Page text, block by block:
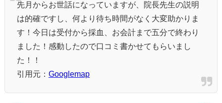
先月からお世話になっていますが、院長先生の説明
は的確ですし、何より待ち時間がなく大変助かりま
す！今日は受付から採血、お会計まで五分で終わり
ました！感動したので口コミ書かせてもらいまし
た！！
引用元： Googlemap